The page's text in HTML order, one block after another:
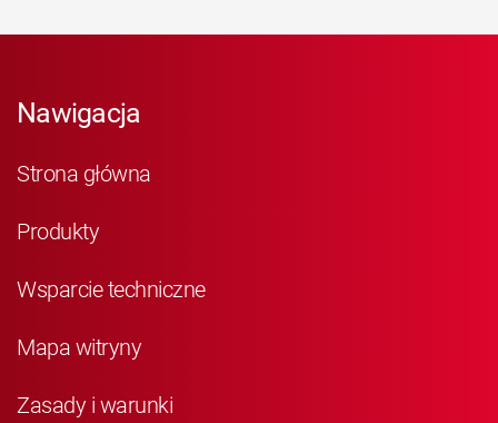
Nawigacja
Strona główna
Produkty
Wsparcie techniczne
Mapa witryny
Zasady i warunki